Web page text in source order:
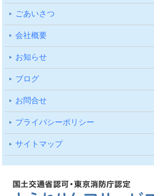
ごあいさつ
会社概要
お知らせ
ブログ
お問合せ
プライバシーポリシー
サイトマップ